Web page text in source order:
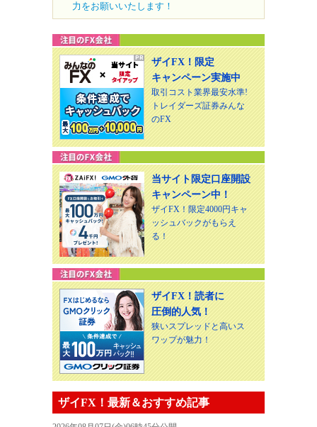
力をお願いいたします！
ザイFX！限定
キャンペーン実施中
取引コスト業界最安水準!
トレイダーズ証券みんな
のFX
当サイト限定口座開設
キャンペーン中！
ザイFX！限定4000円キャ
ッシュバックがもらえ
る！
ザイFX！読者に
圧倒的人気！
狭いスプレッドと高いス
ワップが魅力！
ザイFX！最新＆おすすめ記事